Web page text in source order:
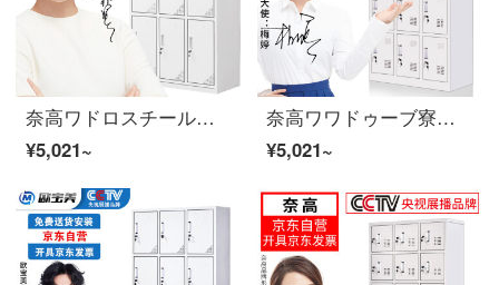
奈高ワドロスチール製寮の従業員がロッカーロッカーロッカーの食器棚に複数の戸棚を収納している九門ワルドラブ
¥5,021~
奈高ワワドゥーブ寮の従業員がロッカーの下駄箱の食器棚に複数の戸棚を収納している十二ドアワルドローブブ
¥5,021~